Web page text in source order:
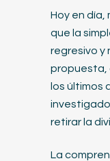
Hoy en
que la
regresivo y
propuesta,
los últimos
retirar la
La